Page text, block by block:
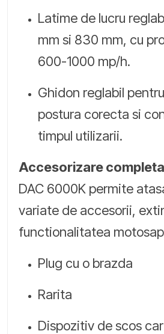
Latime de lucru
mm si 830 mm, cu
600-1000 mp/h.
Ghidon reglabil
postura corecta si
timpul utilizarii.
Accesorizare completa
DAC 6000K permite
variate de accesorii,
functionalitatea
Plug cu o brazda
Rarita
Dispozitiv de scos